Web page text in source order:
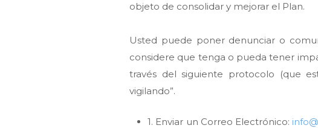
objeto de consolidar y mejorar el Plan.
Usted puede poner denunciar o
considere que tenga o pueda tener
través del siguiente protocolo (que
vigilando”.
1. Enviar un Correo Electrónico: